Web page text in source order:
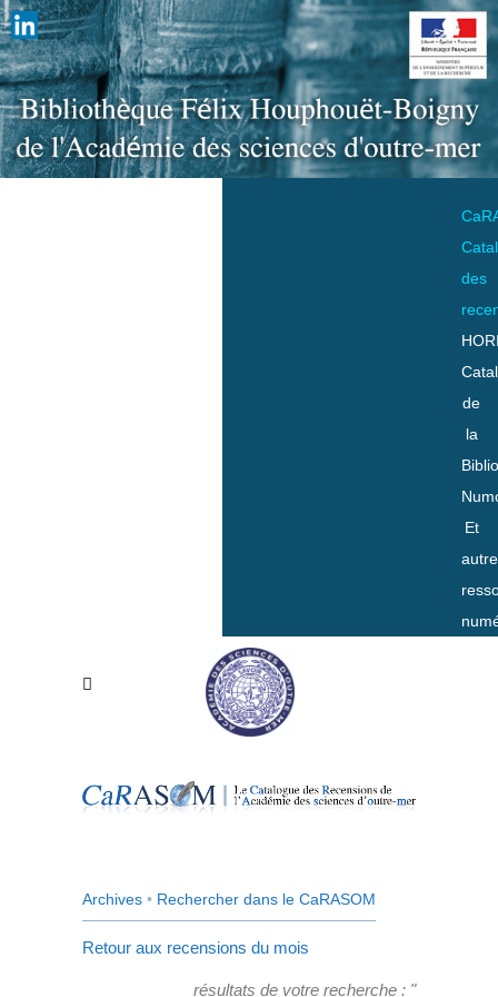
des
de
la
Et
Archives • Rechercher dans le CaRASOM
Retour aux recensions du mois
résultats de votre recherche : "